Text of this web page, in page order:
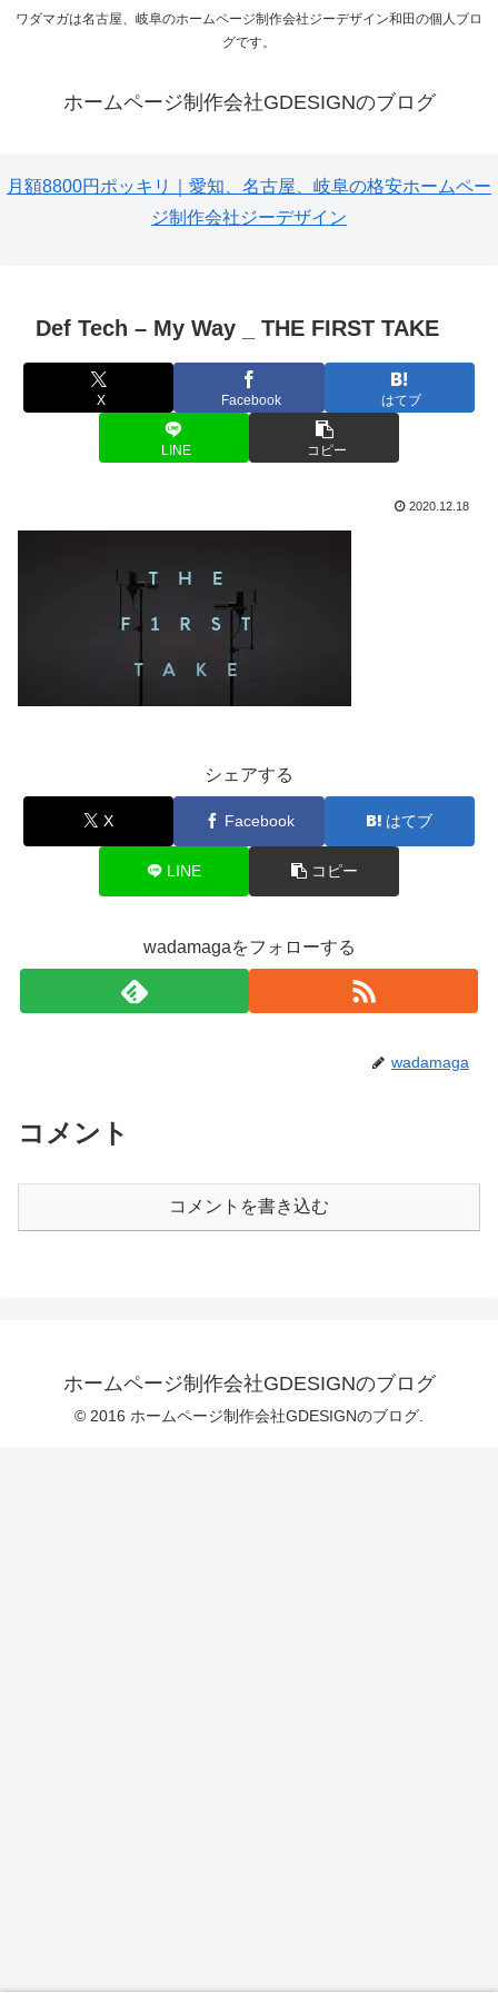
ワダマガは名古屋、岐阜のホームページ制作会社ジーデザイン和田の個人ブロ
グです。
ホームページ制作会社GDESIGNのブログ
月額8800円ポッキリ｜愛知、名古屋、岐阜の格安ホームペー
ジ制作会社ジーデザイン
Def Tech – My Way _ THE FIRST TAKE
X Facebook はてブ
LINE コピー
2020.12.18
シェアする
X Facebook はてブ
LINE コピー
wadamagaをフォローする
wadamaga
コメント
コメントを書き込む
ホームページ制作会社GDESIGNのブログ
© 2016 ホームページ制作会社GDESIGNのブログ.